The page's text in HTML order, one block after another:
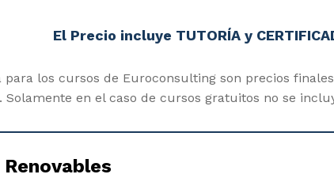
El Precio incluye TUTORÍA y
para los cursos de Euroconsulting son precios
Solamente en el caso de cursos gratuitos no se